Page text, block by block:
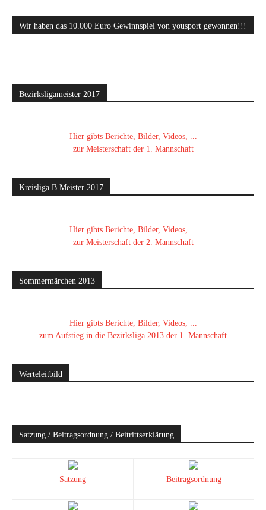
Wir haben das 10.000 Euro Gewinnspiel von yousport gewonnen!!!
Bezirksligameister 2017
Hier gibts Berichte, Bilder, Videos, ...
zur Meisterschaft der 1. Mannschaft
Kreisliga B Meister 2017
Hier gibts Berichte, Bilder, Videos, ...
zur Meisterschaft der 2. Mannschaft
Sommermärchen 2013
Hier gibts Berichte, Bilder, Videos, ...
zum Aufstieg in die Bezirksliga 2013 der 1. Mannschaft
Werteleitbild
Satzung / Beitragsordnung / Beitrittserklärung
Satzung Beitragsordnung